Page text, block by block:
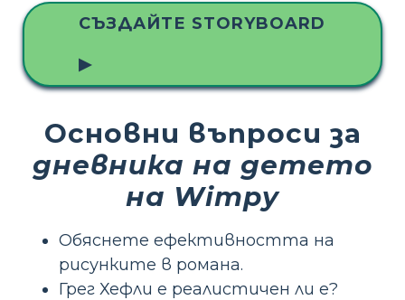
СЪЗДАЙТЕ STORYBOARD
▶
Основни въпроси за
дневника на детето
на Wimpy
Обяснете ефективността на
рисунките в романа.
Грег Хефли е реалистичен ли е?